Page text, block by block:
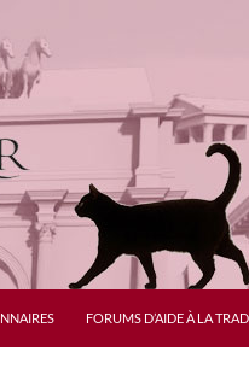
FORUMS D’AIDE À LA